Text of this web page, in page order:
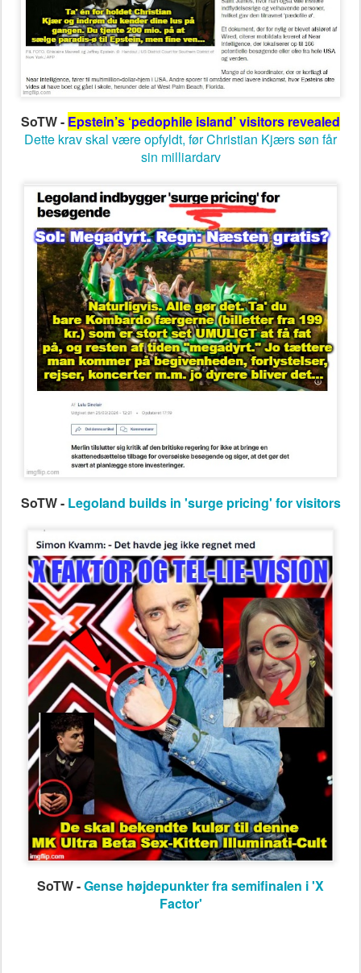
SoTW - Epstein’s ‘pedophile island’ visitors revealed
Dette krav skal være opfyldt, før Christian Kjærs søn får
sin milliardarv
SoTW - Legoland builds in 'surge pricing' for visitors
SoTW -Gense højdepunkter fra semifinalen i 'X
Factor'